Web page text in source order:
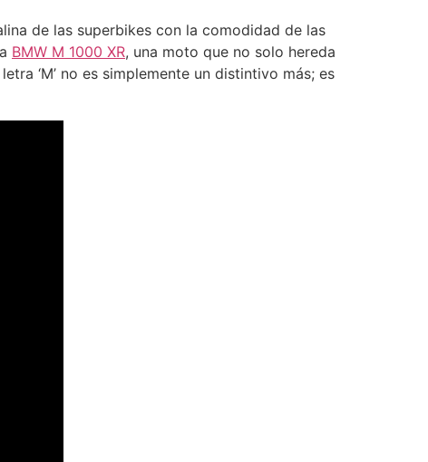
de las superbikes con la comodidad de las
BMW M 1000 XR, una moto que no solo hereda
‘M’ no es simplemente un distintivo más; es